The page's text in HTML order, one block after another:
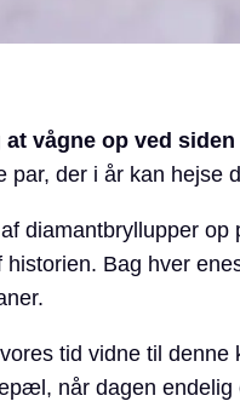
vågne op ved
par, der i år kan
diamantbryllupper op
Bag hver
tid vidne til denne
når dagen